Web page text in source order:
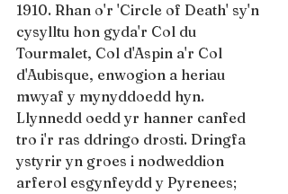
1910. Rhan o'r 'Circle of Death' sy'n
cysylltu hon gyda'r Col du
Tourmalet, Col d'Aspin a'r Col
d'Aubisque, enwogion a heriau
mwyaf y mynyddoedd hyn.
Llynnedd oedd yr hanner canfed
tro i'r ras ddringo drosti. Dringfa
ystyrir yn groes i nodweddion
arferol esgynfeydd y Pyrenees;